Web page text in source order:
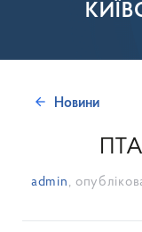
Новини
admin ,